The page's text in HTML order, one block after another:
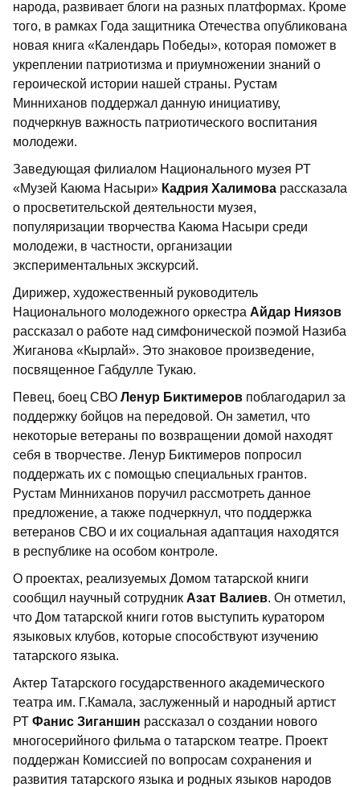
народа, развивает блоги на разных платформах. Кроме
того, в рамках Года защитника Отечества опубликована
новая книга «Календарь Победы», которая поможет в
укреплении патриотизма и приумножении знаний о
героической истории нашей страны. Рустам
Минниханов поддержал данную инициативу,
подчеркнув важность патриотического воспитания
молодежи.
Заведующая филиалом Национального музея РТ
«Музей Каюма Насыри» Кадрия Халимова рассказала
о просветительской деятельности музея,
популяризации творчества Каюма Насыри среди
молодежи, в частности, организации
экспериментальных экскурсий.
Дирижер, художественный руководитель
Национального молодежного оркестра Айдар Ниязов
рассказал о работе над симфонической поэмой Назиба
Жиганова «Кырлай». Это знаковое произведение,
посвященное Габдулле Тукаю.
Певец, боец СВО Ленур Биктимеров поблагодарил за
поддержку бойцов на передовой. Он заметил, что
некоторые ветераны по возвращении домой находят
себя в творчестве. Ленур Биктимеров попросил
поддержать их с помощью специальных грантов.
Рустам Минниханов поручил рассмотреть данное
предложение, а также подчеркнул, что поддержка
ветеранов СВО и их социальная адаптация находятся
в республике на особом контроле.
О проектах, реализуемых Домом татарской книги
сообщил научный сотрудник Азат Валиев. Он отметил,
что Дом татарской книги готов выступить куратором
языковых клубов, которые способствуют изучению
татарского языка.
Актер Татарского государственного академического
театра им. Г.Камала, заслуженный и народный артист
РТ Фанис Зиганшин рассказал о создании нового
многосерийного фильма о татарском театре. Проект
поддержан Комиссией по вопросам сохранения и
развития татарского языка и родных языков народов